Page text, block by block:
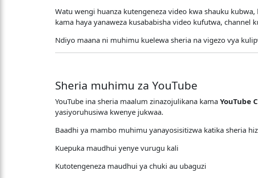
Watu wengi huanza kutengeneza video kwa shauku
kama haya yanaweza kusababisha video kufutwa, channel
Ndiyo maana ni muhimu kuelewa sheria na vigezo vya
Sheria muhimu za YouTube
YouTube ina sheria maalum zinazojulikana kamaYouTube
yasiyoruhusiwa kwenye jukwaa.
Baadhi ya mambo muhimu yanayosisitizwa katika sheria
Kuepuka maudhui yenye vurugu kali
Kutotengeneza maudhui ya chuki au ubaguzi